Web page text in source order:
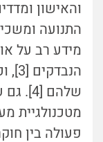
והאישון
התנועה
מידע רב על
שלהם
מטכנולגיית
פעולה בין